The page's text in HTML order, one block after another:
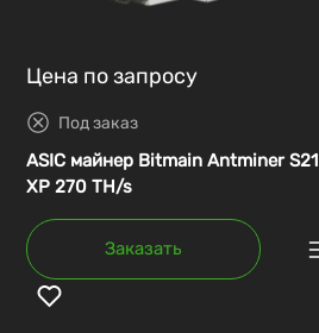
Цена по запросу
Под заказ
ASIC майнер Bitmain Antminer S21
XP 270 TH/s
Заказать